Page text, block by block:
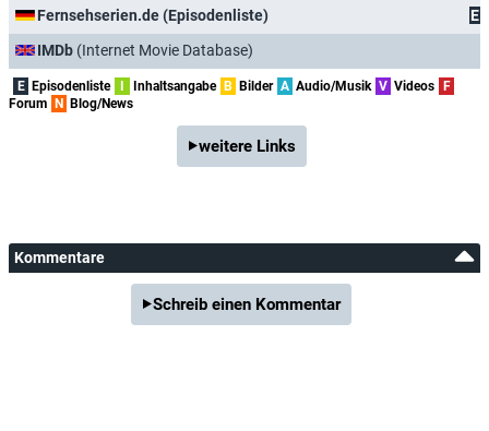
Fernsehserien.de (Episodenliste)
E
IMDb (Internet Movie Database)
E Episodenliste I Inhaltsangabe B Bilder A Audio/Musik V Videos F
Forum N Blog/News
weitere Links
Kommentare
Schreib einen Kommentar